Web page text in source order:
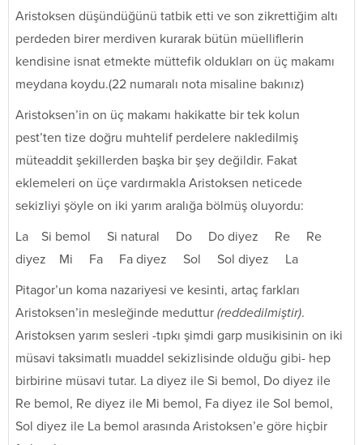
Aristoksen düşündüğünü tatbik etti ve son zikrettiğim altı
perdeden birer merdiven kurarak bütün müelliflerin
kendisine isnat etmekte müttefik oldukları on üç makamı
meydana koydu.(22 numaralı nota misaline bakınız)
Aristoksen’in on üç makamı hakikatte bir tek kolun
pest’ten tize doğru muhtelif perdelere nakledilmiş
müteaddit şekillerden başka bir şey değildir. Fakat
eklemeleri on üçe vardırmakla Aristoksen neticede
sekizliyi şöyle on iki yarım aralığa bölmüş oluyordu:
La Si bemol Si natural Do Do diyez Re Re
diyez Mi Fa Fa diyez Sol Sol diyez La
Pitagor’un koma nazariyesi ve kesinti, artaç farkları
Aristoksen’in mesleğinde meduttur (reddedilmiştir).
Aristoksen yarım sesleri -tıpkı şimdi garp musikisinin on iki
müsavi taksimatlı muaddel sekizlisinde olduğu gibi- hep
birbirine müsavi tutar. La diyez ile Si bemol, Do diyez ile
Re bemol, Re diyez ile Mi bemol, Fa diyez ile Sol bemol,
Sol diyez ile La bemol arasında Aristoksen’e göre hiçbir